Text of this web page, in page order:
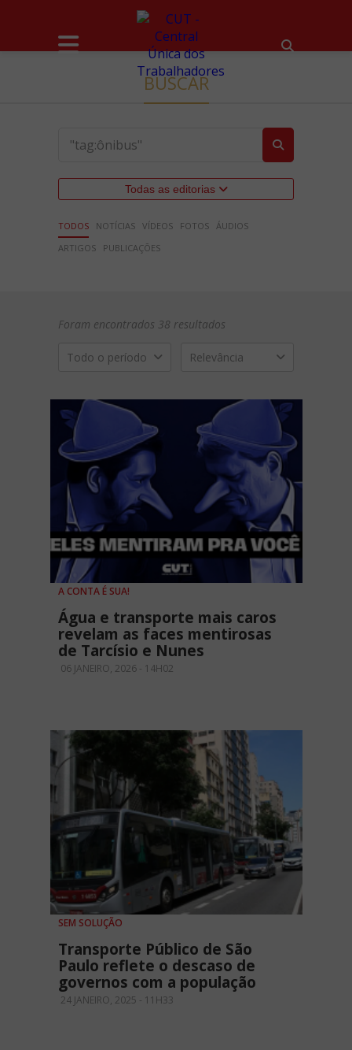
BUSCAR
Todas as editorias
TODOS NOTÍCIAS VÍDEOS FOTOS ÁUDIOS
ARTIGOS
PUBLICAÇÕES
Foram encontrados 38 resultados
Todo o período Relevância
A CONTA É SUA!
Água e transporte mais caros
revelam as faces mentirosas
de Tarcísio e Nunes
06 JANEIRO, 2026 - 14H02
SEM SOLUÇÃO
Transporte Público de São
Paulo reflete o descaso de
governos com a população
24 JANEIRO, 2025 - 11H33